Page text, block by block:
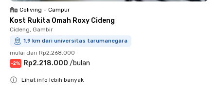
Coliving • Campur
Kost Rukita Omah Roxy Cideng
Cideng, Gambir
1.9 km dari universitas tarumanegara
mulai dari Rp2.268.000
-2% Rp2.218.000 /bulan
Lihat info lebih banyak